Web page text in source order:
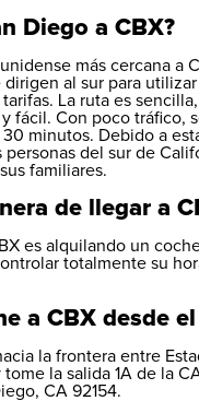
Diego a CBX?
más cercana a
al sur para
La ruta es
fácil. Con poco
minutos. Debido a
personas del sur de
familiares.
de llegar a
es alquilando un
totalmente su
a CBX desde
la frontera entre
la salida 1A de la
CA 92154.